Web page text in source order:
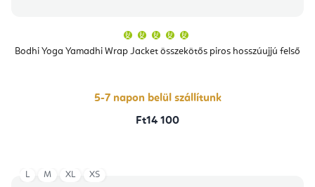
Bodhi Yoga Yamadhi Wrap Jacket összekötős piros hosszúujjú felső
átlagos
értékelése
csillag.
5-7 napon belül szállítunk
Ft14 100
L M XL XS